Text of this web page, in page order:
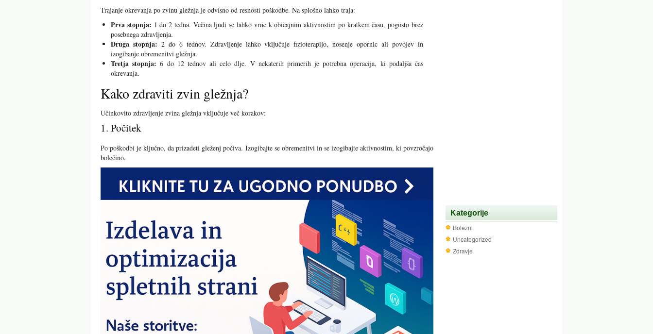
Trajanje okrevanja po zvinu gležnja je odvisno od resnosti poškodbe. Na splošno lahko traja:
Prva stopnja: 1 do 2 tedna. Večina ljudi se lahko vrne k običajnim aktivnostim po kratkem času, pogosto brez
posebnega zdravljenja.
Druga stopnja: 2 do 6 tednov. Zdravljenje lahko vključuje fizioterapijo, nosenje opornic ali povojev in
izogibanje obremenitvi gležnja.
Tretja stopnja: 6 do 12 tednov ali celo dlje. V nekaterih primerih je potrebna operacija, ki podaljša čas
okrevanja.
Kako zdraviti zvin gležnja?
Učinkovito zdravljenje zvina gležnja vključuje več korakov:
1. Počitek
Po poškodbi je ključno, da prizadeti gleženj počiva. Izogibajte se obremenitvi in se izogibajte aktivnostim, ki povzročajo
bolečino.
Kategorije
Bolezni
Uncategorized
Zdravje